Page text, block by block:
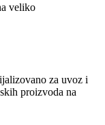
veliko
za uvoz i
proizvoda na